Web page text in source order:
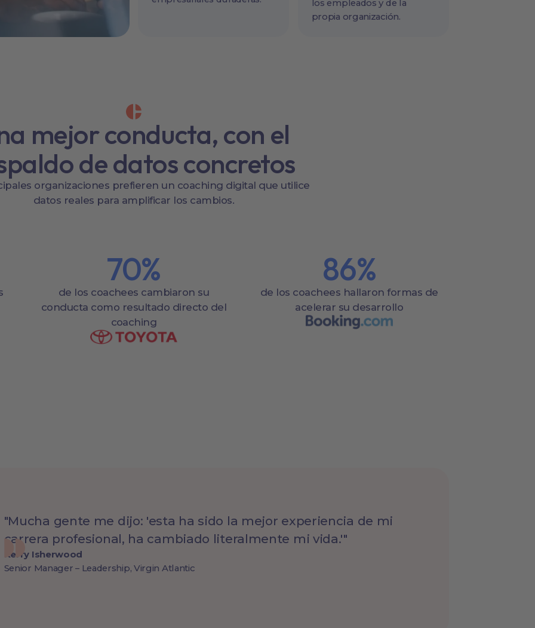
los empleados y de la
propia organización.
mejor conducta, con el
de datos concretos
organizaciones prefieren un coaching digital que utilice
datos reales para amplificar los cambios.
70%
de los coachees cambiaron su
conducta como resultado directo del
coaching
86%
de los coachees hallaron formas de
acelerar su desarrollo
"Mucha gente me dijo: 'esta ha sido la mejor experiencia de mi
carrera profesional, ha cambiado literalmente mi vida.'"
Kerry Isherwood
Senior Manager – Leadership, Virgin Atlantic